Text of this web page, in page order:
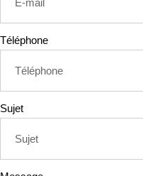
Téléphone
Sujet